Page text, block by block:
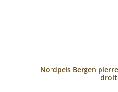
Nordpeis Bergen
droit